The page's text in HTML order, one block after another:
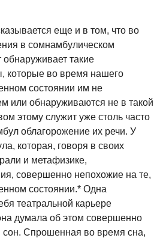
еще и в том, что во
в сомнамбулическом
такие
которые во время нашего
состоянии им не
или обнаруживаются не в такой
этому служит уже столь часто
облагорожение их речи. У
которая, говоря в своих
и метафизике,
совершенно непохожие на те,
состоянии.* Одна
театральной карьере
думала об этом совершенно
сон. Спрошенная во время сна,